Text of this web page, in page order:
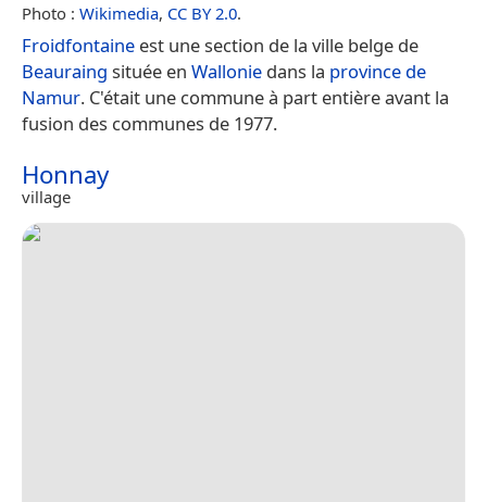
Photo : Wikimedia, CC BY 2.0.
Froidfontaine est une section de la ville belge de
Beauraing située en Wallonie dans la province de
Namur. C'était une commune à part entière avant la
fusion des communes de 1977.
Honnay
village